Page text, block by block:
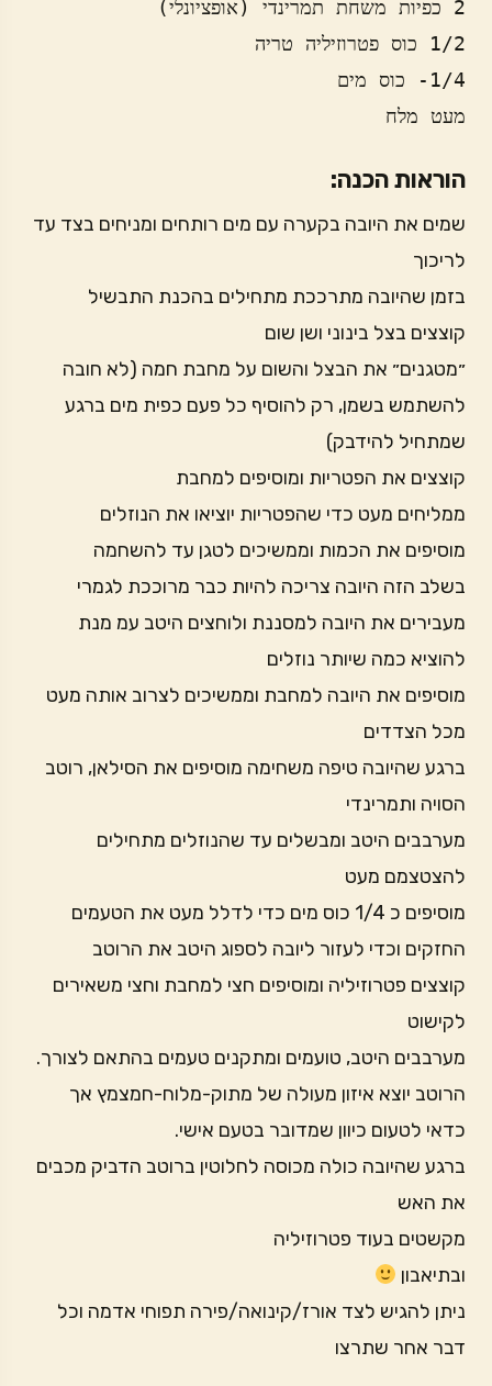
מעט מלח
הוראות הכנה:
שמים את היובה בקערה עם מים רותחים ומניחים בצד עד
לריכוך
בזמן שהיובה מתרככת מתחילים בהכנת התבשיל
קוצצים בצל בינוני ושן שום
״מטגנים״ את הבצל והשום על מחבת חמה (לא חובה
להשתמש בשמן, רק להוסיף כל פעם כפית מים ברגע
שמתחיל להידבק)
קוצצים את הפטריות ומוסיפים למחבת
ממליחים מעט כדי שהפטריות יוציאו את הנוזלים
מוסיפים את הכמות וממשיכים לטגן עד להשחמה
בשלב הזה היובה צריכה להיות כבר מרוככת לגמרי
מעבירים את היובה למסננת ולוחצים היטב עמ מנת
להוציא כמה שיותר נוזלים
מוסיפים את היובה למחבת וממשיכים לצרוב אותה מעט
מכל הצדדים
ברגע שהיובה טיפה משחימה מוסיפים את הסילאן, רוטב
הסויה ותמרינדי
מערבבים היטב ומבשלים עד שהנוזלים מתחילים
להצטצמם מעט
מוסיפים כ 1/4 כוס מים כדי לדלל מעט את הטעמים
החזקים וכדי לעזור ליובה לספוג היטב את הרוטב
קוצצים פטרוזיליה ומוסיפים חצי למחבת וחצי משאירים
לקישוט
מערבבים היטב, טועמים ומתקנים טעמים בהתאם לצורך.
הרוטב יוצא איזון מעולה של מתוק-מלוח-חמצמץ אך
כדאי לטעום כיוון שמדובר בטעם אישי.
ברגע שהיובה כולה מכוסה לחלוטין ברוטב הדביק מכבים
את האש
מקשטים בעוד פטרוזיליה
ובתיאבון
ניתן להגיש לצד אורז/קינואה/פירה תפוחי אדמה וכל
דבר אחר שתרצו